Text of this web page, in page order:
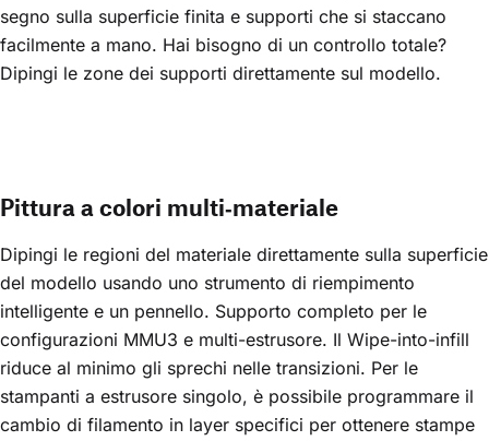
segno sulla superficie finita e supporti che si staccano
facilmente a mano. Hai bisogno di un controllo totale?
Dipingi le zone dei supporti direttamente sul modello.
Pittura a colori multi‑materiale
Dipingi le regioni del materiale direttamente sulla superficie
del modello usando uno strumento di riempimento
intelligente e un pennello. Supporto completo per le
configurazioni MMU3 e multi-estrusore. Il Wipe-into-infill
riduce al minimo gli sprechi nelle transizioni. Per le
stampanti a estrusore singolo, è possibile programmare il
cambio di filamento in layer specifici per ottenere stampe